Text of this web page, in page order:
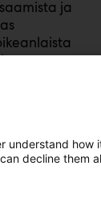
ja
ja niiden
hyvää
ja
toisiaan.
understand how
decline them